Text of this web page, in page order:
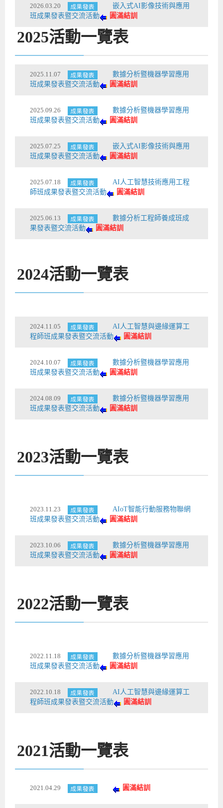
Python程式設計
Python程式設計(舊)
APCS寒暑假程式檢定班
Android ADK周邊裝置開發班
TI MSP430微控制器開發
生醫感測器整合設計班
NFC無線通訊設計實作班
物聯網Web整合應用實作班
轉職就業班
AIoT人工智慧與物聯網實戰人才就業班
AI智能醫療電子產品開發人才就業班
物聯網平台開發人才養成班(政府+企業雙重補助)
物聯網平台開發人才養成班
實體課程總覽
電腦視覺演算法-人臉識別實戰
OpenVINO邊緣運算實務
iPAS巨量資料分析師考照班
青少年AI人工智慧實作班
Python程式實戰養成學程
用樹莓派實現物聯網
2026.03.20
嵌入式AI影像技術與應用
班成果發表暨交流活動
圓滿結訓
2025活動一覽表
2025.11.07
數據分析暨機器學習應用
班成果發表暨交流活動
圓滿結訓
2025.09.26
數據分析暨機器學習應用
班成果發表暨交流活動
圓滿結訓
2025.07.25
嵌入式AI影像技術與應用
班成果發表暨交流活動
圓滿結訓
2025.07.18
AI人工智慧技術應用工程
師班成果發表暨交流活動
圓滿結訓
2025.06.13
數據分析工程師養成班成
果發表暨交流活動
圓滿結訓
2024活動一覽表
2024.11.05
AI人工智慧與邊緣運算工
程師班成果發表暨交流活動
圓滿結訓
2024.10.07
數據分析暨機器學習應用
班成果發表暨交流活動
圓滿結訓
2024.08.09
數據分析暨機器學習應用
班成果發表暨交流活動
圓滿結訓
2023活動一覽表
2023.11.23
AIoT智能行動服務物聯網
班成果發表暨交流活動
圓滿結訓
2023.10.06
數據分析暨機器學習應用
班成果發表暨交流活動
圓滿結訓
2022活動一覽表
2022.11.18
數據分析暨機器學習應用
班成果發表暨交流活動
圓滿結訓
2022.10.18
AI人工智慧與邊緣運算工
程師班成果發表暨交流活動
圓滿結訓
2021活動一覽表
2021.04.29 圓滿結訓